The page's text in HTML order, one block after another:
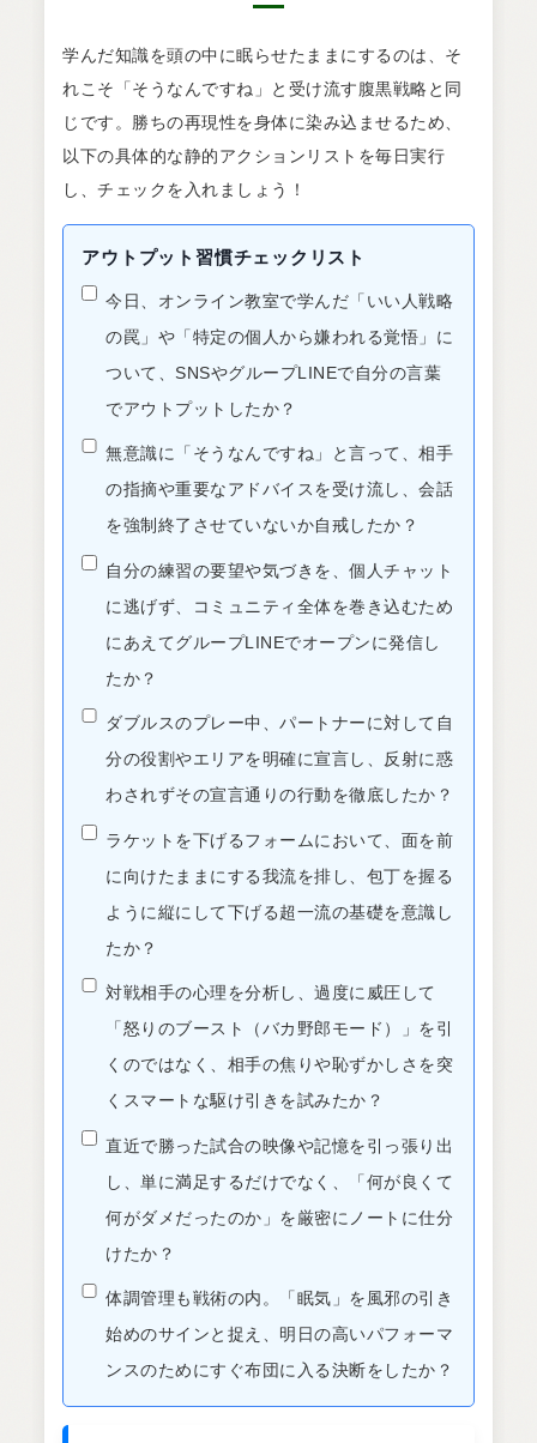
学んだ知識を頭の中に眠らせたままにするのは、そ
れこそ「そうなんですね」と受け流す腹黒戦略と同
じです。勝ちの再現性を身体に染み込ませるため、
以下の具体的な静的アクションリストを毎日実行
し、チェックを入れましょう！
アウトプット習慣チェックリスト
今日、オンライン教室で学んだ「いい人戦略
の罠」や「特定の個人から嫌われる覚悟」に
ついて、SNSやグループLINEで自分の言葉
でアウトプットしたか？
無意識に「そうなんですね」と言って、相手
の指摘や重要なアドバイスを受け流し、会話
を強制終了させていないか自戒したか？
自分の練習の要望や気づきを、個人チャット
に逃げず、コミュニティ全体を巻き込むため
にあえてグループLINEでオープンに発信し
たか？
ダブルスのプレー中、パートナーに対して自
分の役割やエリアを明確に宣言し、反射に惑
わされずその宣言通りの行動を徹底したか？
ラケットを下げるフォームにおいて、面を前
に向けたままにする我流を排し、包丁を握る
ように縦にして下げる超一流の基礎を意識し
たか？
対戦相手の心理を分析し、過度に威圧して
「怒りのブースト（バカ野郎モード）」を引
くのではなく、相手の焦りや恥ずかしさを突
くスマートな駆け引きを試みたか？
直近で勝った試合の映像や記憶を引っ張り出
し、単に満足するだけでなく、「何が良くて
何がダメだったのか」を厳密にノートに仕分
けたか？
体調管理も戦術の内。「眠気」を風邪の引き
始めのサインと捉え、明日の高いパフォーマ
ンスのためにすぐ布団に入る決断をしたか？